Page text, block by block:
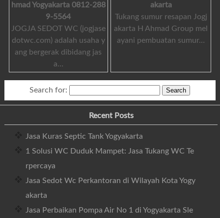
hmad Yogyakarta 0812-288
9-5564
JOGJA SEDOT WC (jogjase
dotwc.com) adalah usaha y
ang bergerak dibidang jas
a…
akarta
Tukang sumur resapan Jogj
akarta H Ahmad Group mel
ayani pembuatan sumur…
Search for:
Recent Posts
Jasa Kuras Septic Tank Yogyakarta
1 Solusi WC Duduk Mampet: Jasa Tukang WC Te
rpercaya
Jasa Sedot Wc Perkantoran di Wilayah Kota Yogy
akarta
Jasa Perbaikan Pompa Air No 1 di Yogyakarta Sle